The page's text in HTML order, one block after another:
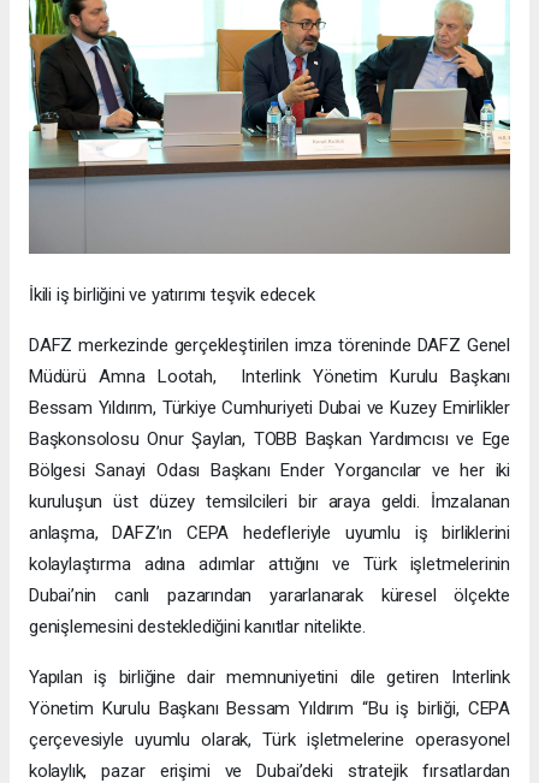
İkili iş birliğini ve yatırımı teşvik edecek
DAFZ merkezinde gerçekleştirilen imza töreninde DAFZ Genel
Müdürü Amna Lootah, Interlink Yönetim Kurulu Başkanı
Bessam Yıldırım, Türkiye Cumhuriyeti Dubai ve Kuzey Emirlikler
Başkonsolosu Onur Şaylan, TOBB Başkan Yardımcısı ve Ege
Bölgesi Sanayi Odası Başkanı Ender Yorgancılar ve her iki
kuruluşun üst düzey temsilcileri bir araya geldi. İmzalanan
anlaşma, DAFZ’ın CEPA hedefleriyle uyumlu iş birliklerini
kolaylaştırma adına adımlar attığını ve Türk işletmelerinin
Dubai’nin canlı pazarından yararlanarak küresel ölçekte
genişlemesini desteklediğini kanıtlar nitelikte.
Yapılan iş birliğine dair memnuniyetini dile getiren Interlink
Yönetim Kurulu Başkanı Bessam Yıldırım “Bu iş birliği, CEPA
çerçevesiyle uyumlu olarak, Türk işletmelerine operasyonel
kolaylık, pazar erişimi ve Dubai’deki stratejik fırsatlardan